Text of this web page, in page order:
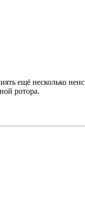
ещё несколько
ротора.